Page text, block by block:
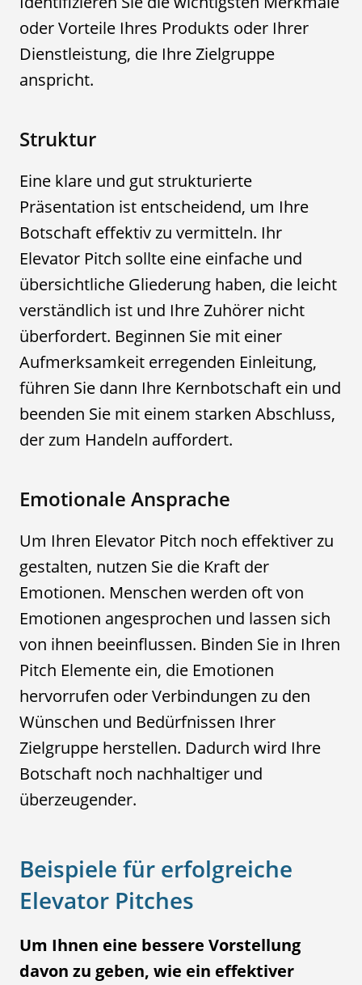
oder Vorteile Ihres Produkts oder Ihrer
Dienstleistung, die Ihre Zielgruppe
anspricht.
Struktur
Eine klare und gut strukturierte
Präsentation ist entscheidend, um Ihre
Botschaft effektiv zu vermitteln. Ihr
Elevator Pitch sollte eine einfache und
übersichtliche Gliederung haben, die leicht
verständlich ist und Ihre Zuhörer nicht
überfordert. Beginnen Sie mit einer
Aufmerksamkeit erregenden Einleitung,
führen Sie dann Ihre Kernbotschaft ein und
beenden Sie mit einem starken Abschluss,
der zum Handeln auffordert.
Emotionale Ansprache
Um Ihren Elevator Pitch noch effektiver zu
gestalten, nutzen Sie die Kraft der
Emotionen. Menschen werden oft von
Emotionen angesprochen und lassen sich
von ihnen beeinflussen. Binden Sie in Ihren
Pitch Elemente ein, die Emotionen
hervorrufen oder Verbindungen zu den
Wünschen und Bedürfnissen Ihrer
Zielgruppe herstellen. Dadurch wird Ihre
Botschaft noch nachhaltiger und
überzeugender.
Beispiele für erfolgreiche
Elevator Pitches
Um Ihnen eine bessere Vorstellung
davon zu geben, wie ein effektiver